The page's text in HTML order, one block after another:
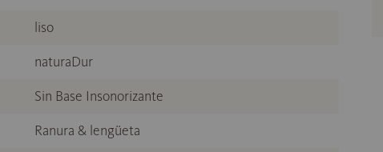
liso
naturaDur
Sin Base Insonorizante
Ranura & lengüeta